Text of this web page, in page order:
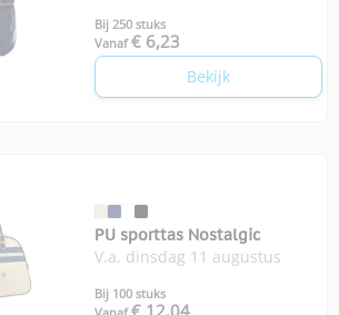
Bij 250 stuks
Vanaf € 6,23
Bekijk
PU sporttas Nostalgic
V.a. dinsdag 11 augustus
Bij 100 stuks